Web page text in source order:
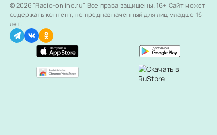
© 2026 "Radio-online.ru" Все права защищены. 16+ Сайт может
содержать контент, не предназначенный для лиц младше 16
лет.